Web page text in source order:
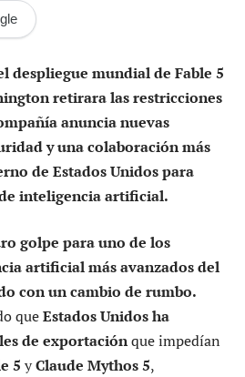
despliegue mundial de Fable 5
retirara las restricciones
anuncia nuevas
y una colaboración más
de Estados Unidos para
inteligencia artificial.
golpe para uno de los
artificial más avanzados del
con un cambio de rumbo.
queEstados Unidos ha
de exportaciónque impedían
5 yClaude Mythos 5,